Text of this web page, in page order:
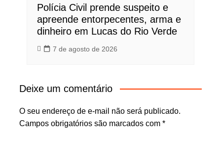
Polícia Civil prende suspeito e
apreende entorpecentes, arma e
dinheiro em Lucas do Rio Verde
7 de agosto de 2026
Deixe um comentário
O seu endereço de e-mail não será publicado.
Campos obrigatórios são marcados com *